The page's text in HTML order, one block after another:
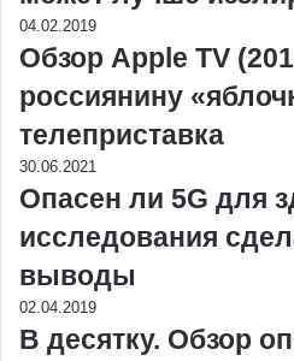
04.02.2019
Обзор Apple TV
россиянину
телеприставка
30.06.2021
Опасен ли 5G для
исследования
выводы
02.04.2019
В десятку. Обзор